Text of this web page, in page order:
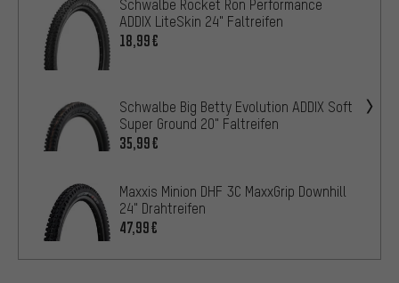
Schwalbe Rocket Ron Performance
ADDIX LiteSkin 24" Faltreifen
18,99€
Schwalbe Big Betty Evolution ADDIX Soft
Super Ground 20" Faltreifen
35,99€
Maxxis Minion DHF 3C MaxxGrip Downhill
24" Drahtreifen
47,99€